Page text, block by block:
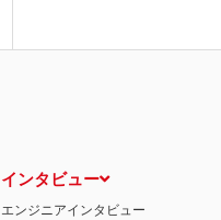
インタビュー
エンジニアインタビュー